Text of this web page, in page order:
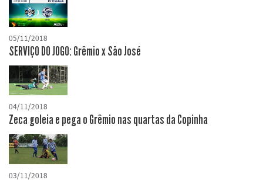
05/11/2018
SERVIÇO DO JOGO: Grêmio x São José
04/11/2018
Zeca goleia e pega o Grêmio nas quartas da Copinha
03/11/2018